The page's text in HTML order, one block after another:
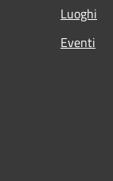
Luoghi
Eventi